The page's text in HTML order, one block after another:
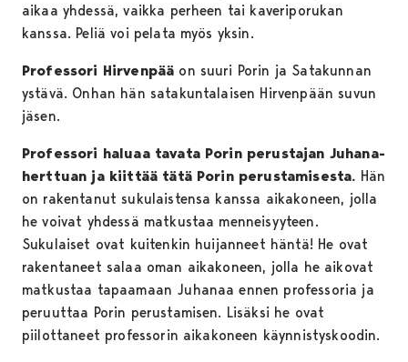
aikaa yhdessä, vaikka perheen tai kaveriporukan
kanssa. Peliä voi pelata myös yksin.
Professori Hirvenpää on suuri Porin ja Satakunnan
ystävä. Onhan hän satakuntalaisen Hirvenpään suvun
jäsen.
Professori haluaa tavata Porin perustajan Juhana-
herttuan ja kiittää tätä Porin perustamisesta. Hän
on rakentanut sukulaistensa kanssa aikakoneen, jolla
he voivat yhdessä matkustaa menneisyyteen.
Sukulaiset ovat kuitenkin huijanneet häntä! He ovat
rakentaneet salaa oman aikakoneen, jolla he aikovat
matkustaa tapaamaan Juhanaa ennen professoria ja
peruuttaa Porin perustamisen. Lisäksi he ovat
piilottaneet professorin aikakoneen käynnistyskoodin.